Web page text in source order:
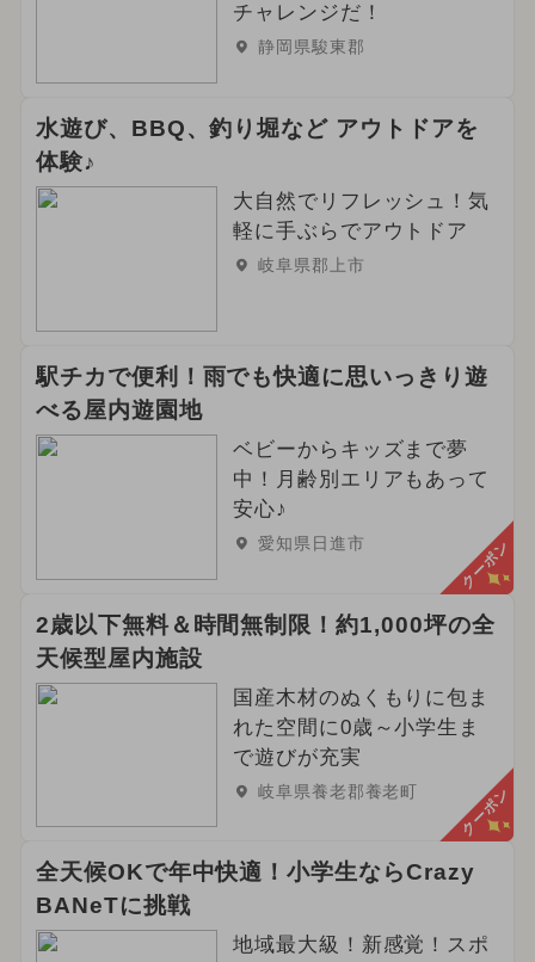
チャレンジだ！
静岡県駿東郡
水遊び、BBQ、釣り堀など アウトドアを
体験♪
大自然でリフレッシュ！気
軽に手ぶらでアウトドア
岐阜県郡上市
駅チカで便利！雨でも快適に思いっきり遊
べる屋内遊園地
ベビーからキッズまで夢
中！月齢別エリアもあって
安心♪
愛知県日進市 クーポン
2歳以下無料＆時間無制限！約1,000坪の全
天候型屋内施設
国産木材のぬくもりに包ま
れた空間に0歳～小学生ま
で遊びが充実
岐阜県養老郡養老町 クーポン
全天候OKで年中快適！小学生ならCrazy
BANeTに挑戦
地域最大級！新感覚！スポ